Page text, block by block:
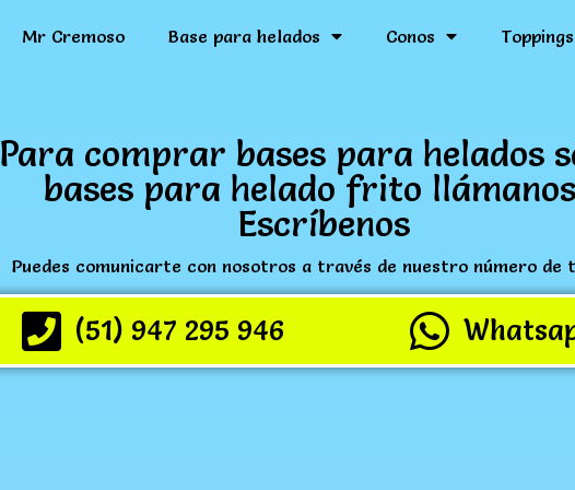
Mr Cremoso Base para helados Conos Toppings
Para comprar bases para helados
bases para helado frito
Escríbenos
Puedes comunicarte con nosotros a través de nuestro número de
(51) 947 295 946